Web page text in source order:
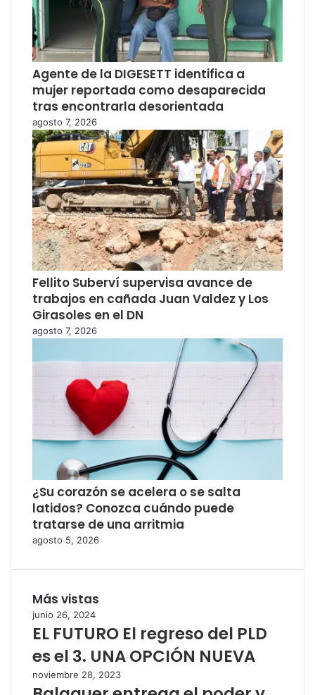
Agente de la DIGESETT identifica a
mujer reportada como desaparecida
tras encontrarla desorientada
agosto 7, 2026
Fellito Suberví supervisa avance de
trabajos en cañada Juan Valdez y Los
Girasoles en el DN
agosto 7, 2026
¿Su corazón se acelera o se salta
latidos? Conozca cuándo puede
tratarse de una arritmia
agosto 5, 2026
Más vistas
junio 26, 2024
EL FUTURO El regreso del PLD
es el 3. UNA OPCIÓN NUEVA
noviembre 28, 2023